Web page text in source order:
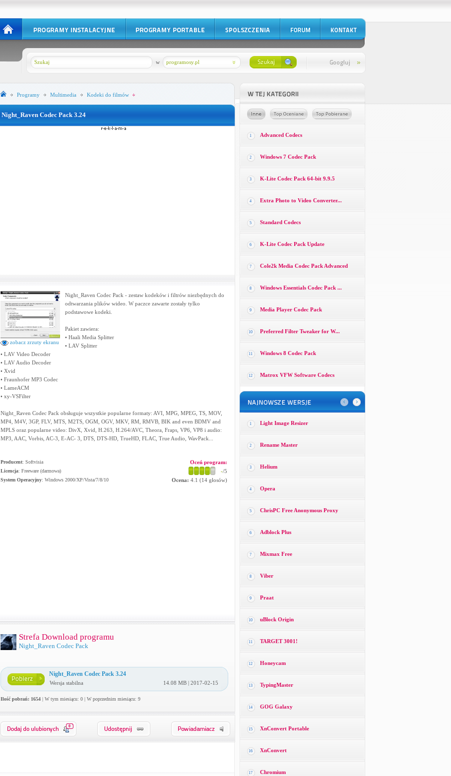
programosy.pl
w
Programy Multimedia Kodeki do filmów
Night_Raven Codec Pack 3.24
zobacz zrzuty ekranu
Night_Raven Codec Pack - zestaw kodeków i filtrów niezbędnych do
odtwarzania plików wideo. W paczce zawarte zostały tylko
podstawowe kodeki.
Pakiet zawiera:
• Haali Media Splitter
• LAV Splitter
• LAV Video Decoder
• LAV Audio Decoder
• Xvid
• Fraunhofer MP3 Codec
• LameACM
• xy-VSFilter
Night_Raven Codec Pack obsługuje wszystkie popularne formaty: AVI, MPG, MPEG, TS, MOV,
MP4, M4V, 3GP, FLV, MTS, M2TS, OGM, OGV, MKV, RM, RMVB, BIK and even BDMV and
MPLS oraz popularne video: DivX, Xvid, H.263, H.264/AVC, Theora, Fraps, VP6, VP8 i audio:
MP3, AAC, Vorbis, AC-3, E-AC- 3, DTS, DTS-HD, TrueHD, FLAC, True Audio, WavPack...
Producent: Softvisia
Licencja: Freeware (darmowa)
System Operacyjny: Windows 2000/XP/Vista/7/8/10
Oceń program:
-/5
Ocena: 4.1 (14głosów)
Strefa Download programu
Night_Raven Codec Pack
Night_Raven Codec Pack 3.24
Wersja stabilna 14.08 MB | 2017-02-15
Ilość pobrań: 1654| W tym miesiącu: 0 | W poprzednim miesiącu: 9
0
1 Advanced Codecs
2 Windows 7 Codec Pack
3 K-Lite Codec Pack 64-bit 9.9.5
4 Extra Photo to Video Converter...
5 Standard Codecs
6 K-Lite Codec Pack Update
7 Cole2k Media Codec Pack Advanced
8 Windows Essentials Codec Pack ...
9 Media Player Codec Pack
10 Preferred Filter Tweaker for W...
11 Windows 8 Codec Pack
12 Matrox VFW Software Codecs
1 Light Image Resizer
2 Rename Master
3 Helium
4 Opera
5 ChrisPC Free Anonymous Proxy
6 Adblock Plus
7 Mixmax Free
8 Viber
9 Praat
10 uBlock Origin
11 TARGET 3001!
12 Honeycam
13 TypingMaster
14 GOG Galaxy
15 XnConvert Portable
16 XnConvert
17 Chromium